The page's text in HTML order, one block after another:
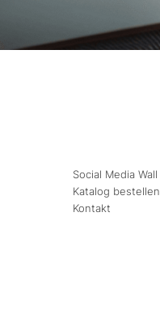
Social Media Wall
Katalog bestellen
Kontakt